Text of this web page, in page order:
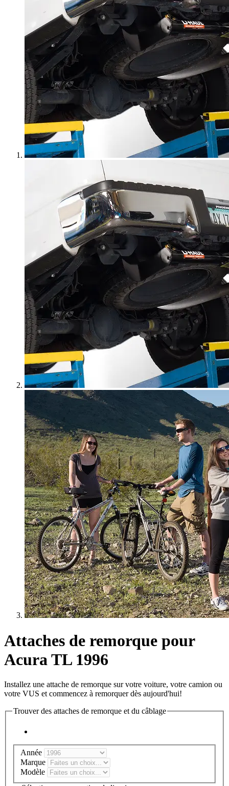
Attaches de remorque pour
Acura TL 1996
Installez une attache de remorque sur votre voiture, votre camion ou
votre VUS et commencez à remorquer dès aujourd'hui!
Trouver des attaches de remorque et du câblage
Année
Marque
Modèle